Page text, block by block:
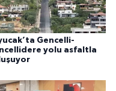
Gencelli-
yolu asfaltla